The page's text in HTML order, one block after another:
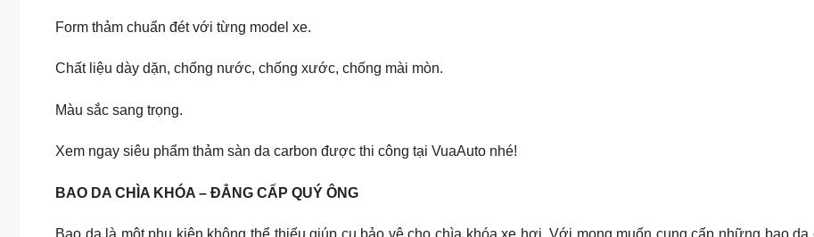
Form thảm chuẩn đét với từng model xe.
Chất liệu dày dặn, chống nước, chống xước, chống mài mòn.
Màu sắc sang trọng.
Xem ngay siêu phẩm thảm sàn da carbon được thi công tại VuaAuto nhé!
BAO DA CHÌA KHÓA – ĐẲNG CẤP QUÝ ÔNG